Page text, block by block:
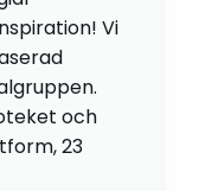
Vi
och
23